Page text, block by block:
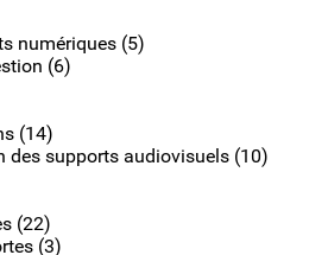
numériques (5)
(6)
(14)
des supports audiovisuels (10)
(22)
(3)